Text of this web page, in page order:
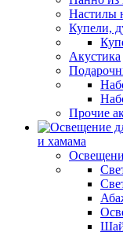
Настилы
Купели,
Акустика
Прочие
и хамама